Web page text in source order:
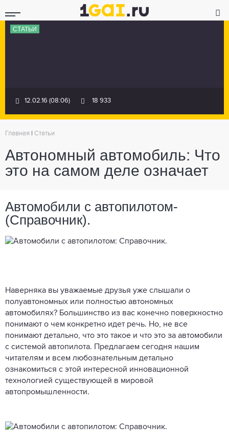
СТАТЬИ
12.02.16 (08:06) 18 933
Главная Статьи
Автономный автомобиль: Что
это на самом деле означает
Автомобили с автопилотом-
(Справочник).
Наверняка вы уважаемые друзья уже слышали о
полуавтономных или полностью автономных
автомобилях? Большинство из вас конечно поверхностно
понимают о чем конкретно идет речь. Но, не все
понимают детально, что это такое и что это за автомобили
с системой автопилота. Предлагаем сегодня нашим
читателям и всем любознательным детально
ознакомиться с этой интересной инновационной
технологией существующей в мировой
автопромышленности.